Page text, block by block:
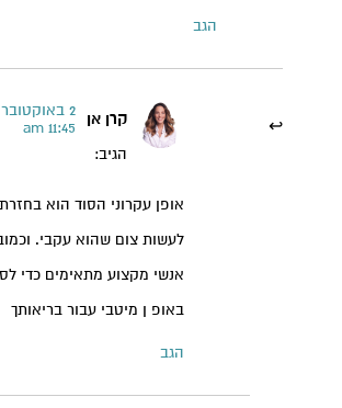
הגב
קרן אן
הגיב:
11:45 am
אופן עקרוני הסוד הוא
לעשות צום שהוא עקבי.
אנשי מקצוע מתאימים כדי
באופ ן מיטבי עבור בריאותך
הגב